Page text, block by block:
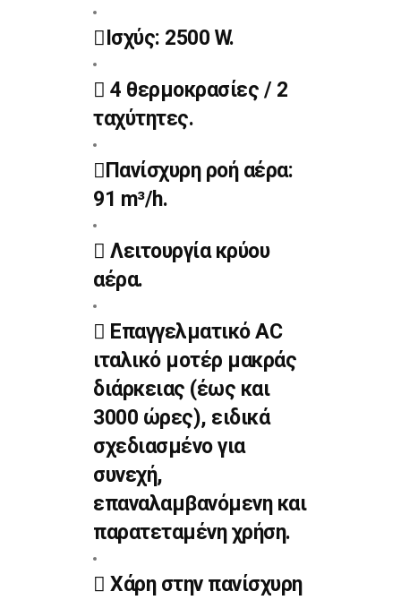
Ισχύς: 2500 W.
4 θερμοκρασίες / 2
ταχύτητες.
Πανίσχυρη ροή αέρα:
91 m³/h.
Λειτουργία κρύου
αέρα.
Eπαγγελματικό AC
ιταλικό μοτέρ μακράς
διάρκειας (έως και
3000 ώρες), ειδικά
σχεδιασμένο για
συνεχή,
επαναλαμβανόμενη και
παρατεταμένη χρήση.
Χάρη στην πανίσχυρη